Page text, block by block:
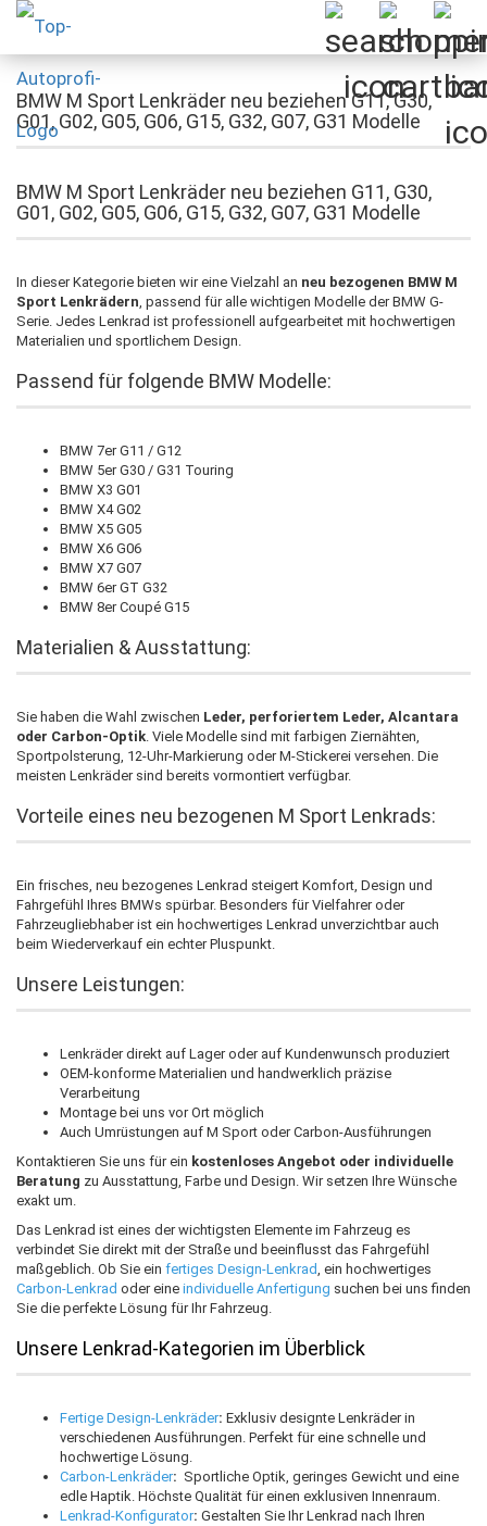
BMW M Sport Lenkräder neu beziehen G11, G30,
G01, G02, G05, G06, G15, G32, G07, G31 Modelle
BMW M Sport Lenkräder neu beziehen G11, G30,
G01, G02, G05, G06, G15, G32, G07, G31 Modelle
In dieser Kategorie bieten wir eine Vielzahl an neu bezogenen BMW M
Sport Lenkrädern, passend für alle wichtigen Modelle der BMW G-
Serie. Jedes Lenkrad ist professionell aufgearbeitet mit hochwertigen
Materialien und sportlichem Design.
Passend für folgende BMW Modelle:
BMW 7er G11 / G12
BMW 5er G30 / G31 Touring
BMW X3 G01
BMW X4 G02
BMW X5 G05
BMW X6 G06
BMW X7 G07
BMW 6er GT G32
BMW 8er Coupé G15
Materialien & Ausstattung:
Sie haben die Wahl zwischen Leder, perforiertem Leder, Alcantara
oder Carbon-Optik. Viele Modelle sind mit farbigen Ziernähten,
Sportpolsterung, 12-Uhr-Markierung oder M-Stickerei versehen. Die
meisten Lenkräder sind bereits vormontiert verfügbar.
Vorteile eines neu bezogenen M Sport Lenkrads:
Ein frisches, neu bezogenes Lenkrad steigert Komfort, Design und
Fahrgefühl Ihres BMWs spürbar. Besonders für Vielfahrer oder
Fahrzeugliebhaber ist ein hochwertiges Lenkrad unverzichtbar auch
beim Wiederverkauf ein echter Pluspunkt.
Unsere Leistungen:
Lenkräder direkt auf Lager oder auf Kundenwunsch produziert
OEM-konforme Materialien und handwerklich präzise
Verarbeitung
Montage bei uns vor Ort möglich
Auch Umrüstungen auf M Sport oder Carbon-Ausführungen
Kontaktieren Sie uns für ein kostenloses Angebot oder individuelle
Beratung zu Ausstattung, Farbe und Design. Wir setzen Ihre Wünsche
exakt um.
Das Lenkrad ist eines der wichtigsten Elemente im Fahrzeug es
verbindet Sie direkt mit der Straße und beeinflusst das Fahrgefühl
maßgeblich. Ob Sie ein fertiges Design-Lenkrad, ein hochwertiges
Carbon-Lenkrad oder eine individuelle Anfertigung suchen bei uns finden
Sie die perfekte Lösung für Ihr Fahrzeug.
Unsere Lenkrad-Kategorien im Überblick
Fertige Design-Lenkräder: Exklusiv designte Lenkräder in
verschiedenen Ausführungen. Perfekt für eine schnelle und
hochwertige Lösung.
Carbon-Lenkräder: Sportliche Optik, geringes Gewicht und eine
edle Haptik. Höchste Qualität für einen exklusiven Innenraum.
Lenkrad-Konfigurator: Gestalten Sie Ihr Lenkrad nach Ihren